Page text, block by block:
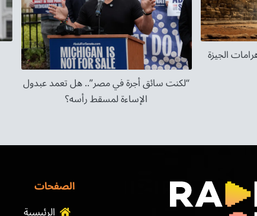
أهرامات الجيزة
“لكنت سائق أجرة في مصر”.. هل تعمد عبدول
الإساءة لمسقط رأسه؟
الصفحات